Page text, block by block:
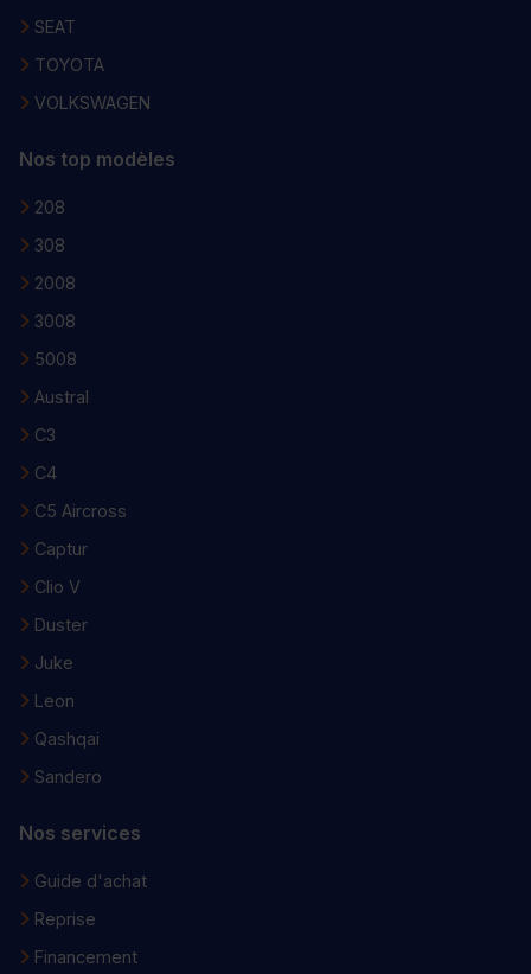
SEAT
TOYOTA
VOLKSWAGEN
Nos top modèles
208
308
2008
3008
5008
Austral
C3
C4
C5 Aircross
Captur
Clio V
Duster
Juke
Leon
Qashqai
Sandero
Nos services
Guide d'achat
Reprise
Financement